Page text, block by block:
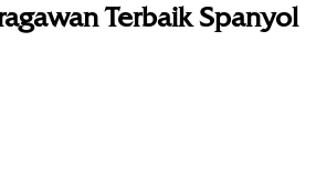
Terbaik Spanyol